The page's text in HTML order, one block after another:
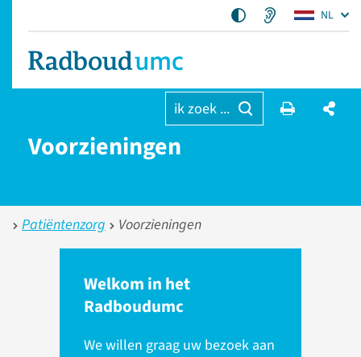
NL
ik zoek ...
Voor­zieningen
Patiëntenzorg Voorzieningen
Welkom in het
Radboudumc
We willen graag uw bezoek aan